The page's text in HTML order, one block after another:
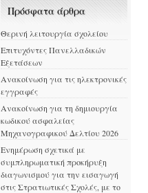
Πρόσφατα άρθρα
Θερινή λειτουργία σχολείου
Επιτυχόντες Πανελλαδικών
Εξετάσεων
Ανακοίνωση για τις ηλεκτρονικές
εγγραφές
Ανακοίνωση για τη δημιουργία
κωδικού ασφαλείας
Μηχανογραφικού Δελτίου 2026
Ενημέρωση σχετικά με
συμπληρωματική προκήρυξη
διαγωνισμού για την εισαγωγή
στις Στρατιωτικές Σχολές, με το